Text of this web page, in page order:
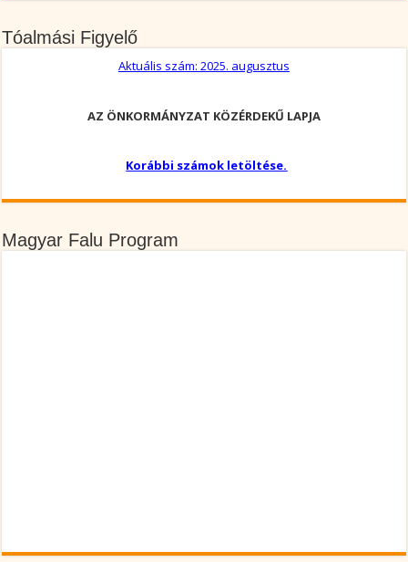
Tóalmási Figyelő
Aktuális szám: 2025. augusztus
AZ ÖNKORMÁNYZAT KÖZÉRDEKŰ LAPJA
Korábbi számok letöltése.
Magyar Falu Program